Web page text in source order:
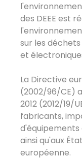
des DEEE est
sur les
et
La Directive
(2002/96/CE)
2012 (2012/19/
fabricants,
ainsi qu'aux
européenne.